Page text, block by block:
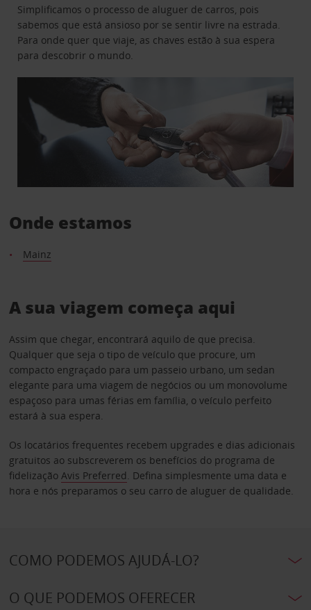
Simplificamos o processo de aluguer de carros, pois
sabemos que está ansioso por se sentir livre na estrada.
Para onde quer que viaje, as chaves estão à sua espera
para descobrir o mundo.
Onde estamos
Mainz
A sua viagem começa aqui
Assim que chegar, encontrará aquilo de que precisa.
Qualquer que seja o tipo de veículo que procure, um
compacto engraçado para um passeio urbano, um sedan
elegante para uma viagem de negócios ou um monovolume
espaçoso para umas férias em família, o veículo perfeito
estará à sua espera.
Os locatários frequentes recebem upgrades e dias adicionais
gratuitos ao subscreverem os benefícios do programa de
fidelização Avis Preferred. Defina simplesmente uma data e
hora e nós preparamos o seu carro de aluguer de qualidade.
COMO PODEMOS AJUDÁ-LO?
O QUE PODEMOS OFERECER